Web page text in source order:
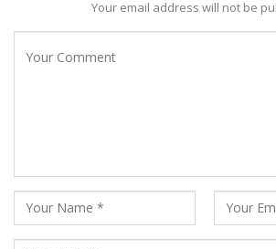
Your email address will not be